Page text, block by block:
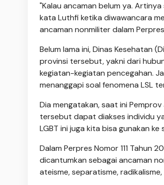
"Kalau ancaman belum ya.
kata Luthfi ketika diwawancara
ancaman nonmiliter dalam
Belum lama ini, Dinas Kesehatan
provinsi tersebut, yakni dari
kegiatan-kegiatan pencegahan.
menanggapi soal fenomena LSL
Dia mengatakan, saat ini
tersebut dapat diakses individu
LGBT ini juga kita bisa gunakan ke
Dalam Perpres Nomor 111 Tahun
dicantumkan sebagai ancaman
ateisme, separatisme,